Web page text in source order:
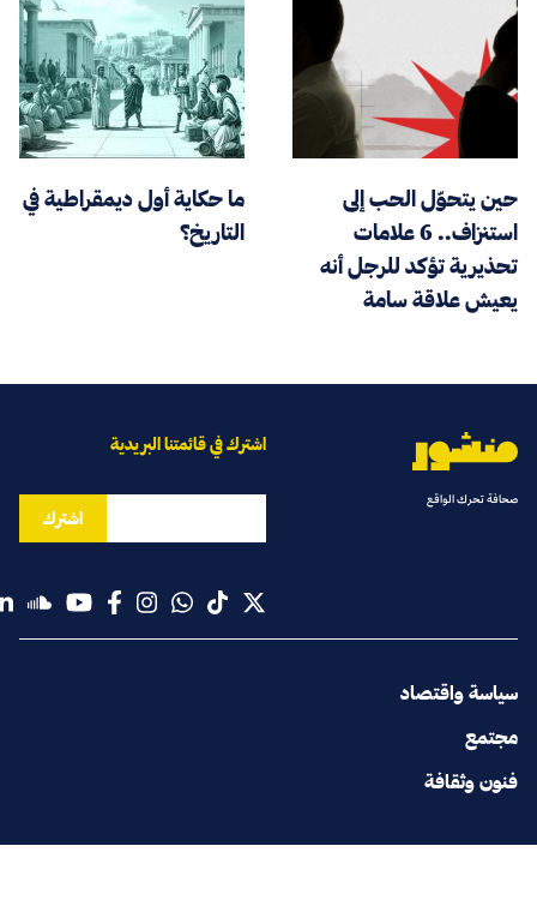
حين يتحوّل الحب إلى
استنزاف.. 6 علامات
تحذيرية تؤكد للرجل أنه
يعيش علاقة سامة
ما حكاية أول ديمقراطية في
التاريخ؟
صحافة تحرك الواقع
سياسة واقتصاد
مجتمع
فنون وثقافة
اشترك في قائمتنا البريدية
اشترك